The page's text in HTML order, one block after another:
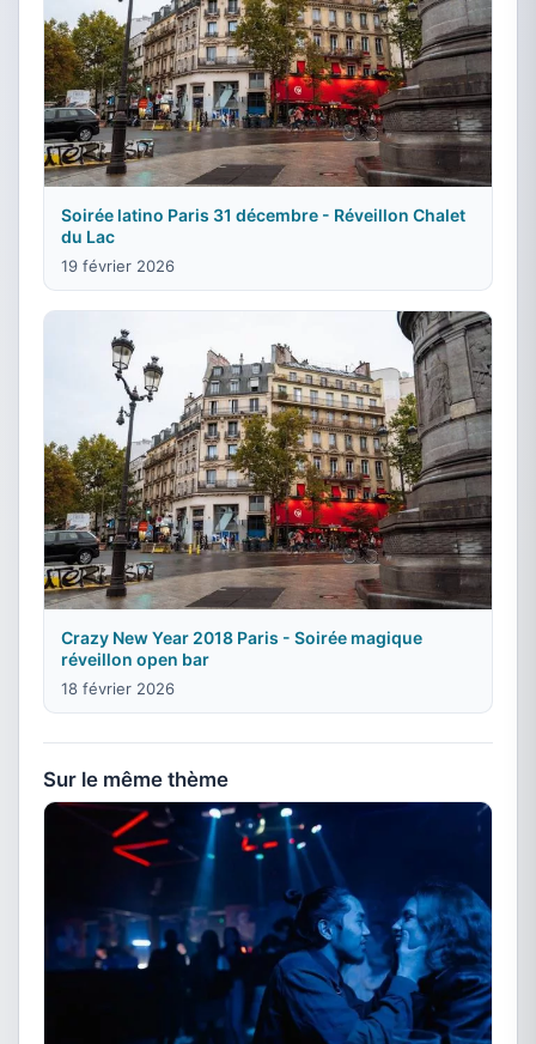
Soirée latino Paris 31 décembre - Réveillon Chalet
du Lac
19 février 2026
Crazy New Year 2018 Paris - Soirée magique
réveillon open bar
18 février 2026
Sur le même thème